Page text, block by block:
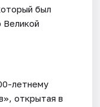
был
летнему
открытая в